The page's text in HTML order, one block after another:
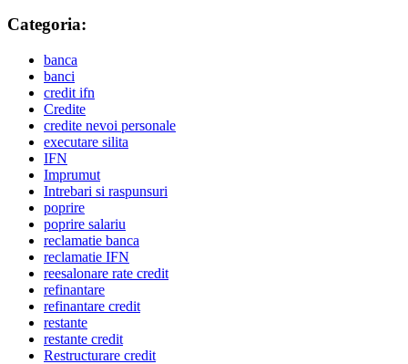
Categoria:
banca
banci
credit ifn
Credite
credite nevoi personale
executare silita
IFN
Imprumut
Intrebari si raspunsuri
poprire
poprire salariu
reclamatie banca
reclamatie IFN
reesalonare rate credit
refinantare
refinantare credit
restante
restante credit
Restructurare credit